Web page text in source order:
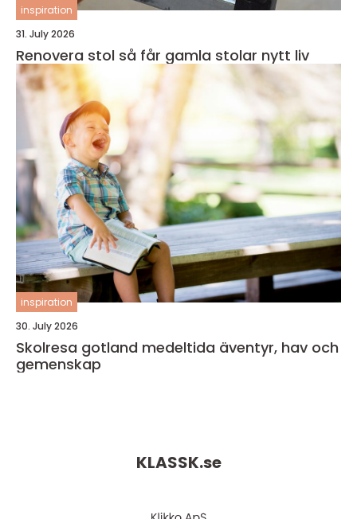
inspiration
31. July 2026
Renovera stol så får gamla stolar nytt liv
inspiration
30. July 2026
Skolresa gotland medeltida äventyr, hav och
gemenskap
KLASSK.se